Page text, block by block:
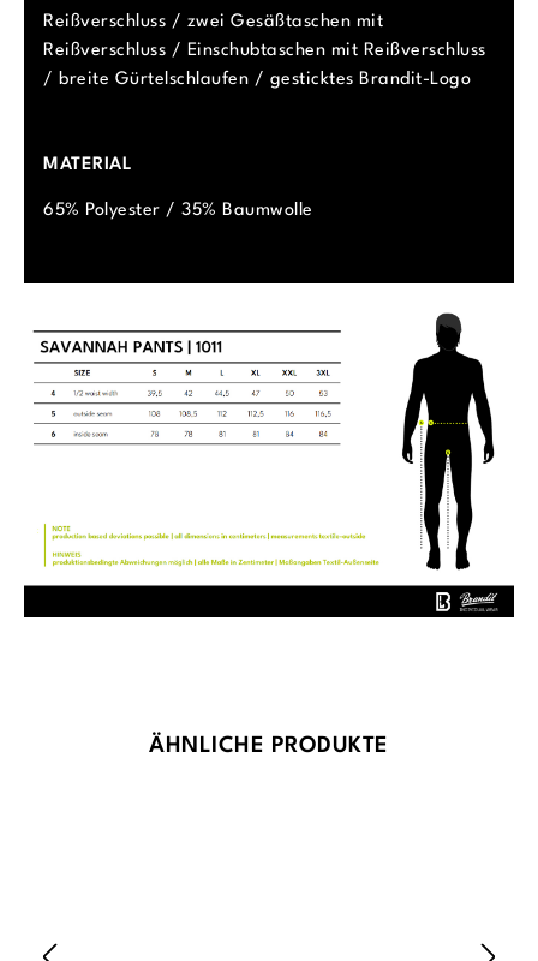
Reißverschluss / zwei Gesäßtaschen mit
Reißverschluss / Einschubtaschen mit Reißverschluss
/ breite Gürtelschlaufen / gesticktes Brandit-Logo
MATERIAL
65% Polyester / 35% Baumwolle
Produktgalerie überspringen
ÄHNLICHE PRODUKTE